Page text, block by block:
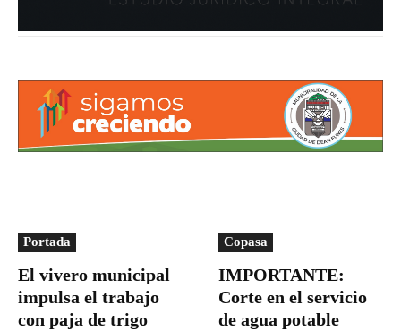
Portada
El vivero municipal
impulsa el trabajo
con paja de trigo
Copasa
IMPORTANTE:
Corte en el servicio
de agua potable